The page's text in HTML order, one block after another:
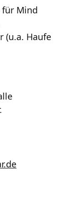
für Mind
(u.a. Haufe
.de